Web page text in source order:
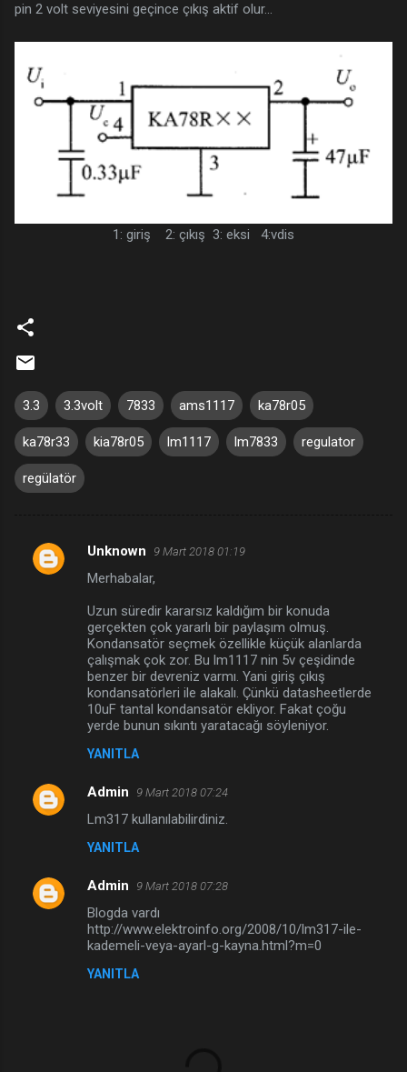
pin 2 volt seviyesini geçince çıkış aktif olur...
1: giriş 2: çıkış 3: eksi 4:vdis
3.3 3.3volt 7833 ams1117 ka78r05
ka78r33 kia78r05 lm1117 lm7833 regulator
regülatör
Y
Unknown 9 Mart 2018 01:19
Merhabalar,
Uzun süredir kararsız kaldığım bir konuda
gerçekten çok yararlı bir paylaşım olmuş.
Kondansatör seçmek özellikle küçük alanlarda
çalışmak çok zor. Bu lm1117 nin 5v çeşidinde
benzer bir devreniz varmı. Yani giriş çıkış
kondansatörleri ile alakalı. Çünkü datasheetlerde
10uF tantal kondansatör ekliyor. Fakat çoğu
yerde bunun sıkıntı yaratacağı söyleniyor.
YANITLA
Admin 9 Mart 2018 07:24
Lm317 kullanılabilirdiniz.
YANITLA
Admin 9 Mart 2018 07:28
Blogda vardı
http://www.elektroinfo.org/2008/10/lm317-ile-
kademeli-veya-ayarl-g-kayna.html?m=0
YANITLA